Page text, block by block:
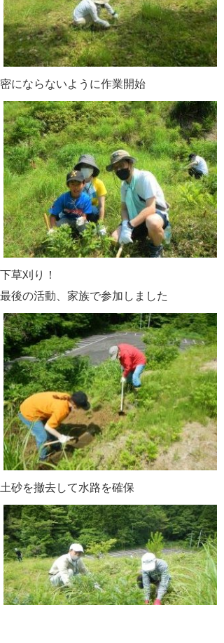
密にならないように作業開始
下草刈り！
最後の活動、家族で参加しました
土砂を撤去して水路を確保